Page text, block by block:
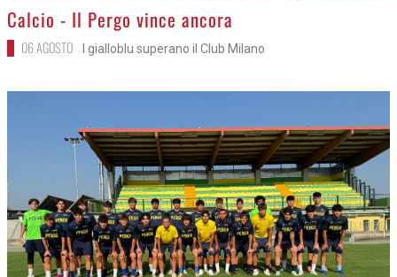
>
Calcio - Il Pergo vince ancora
06 AGOSTO I gialloblu superano il Club Milano